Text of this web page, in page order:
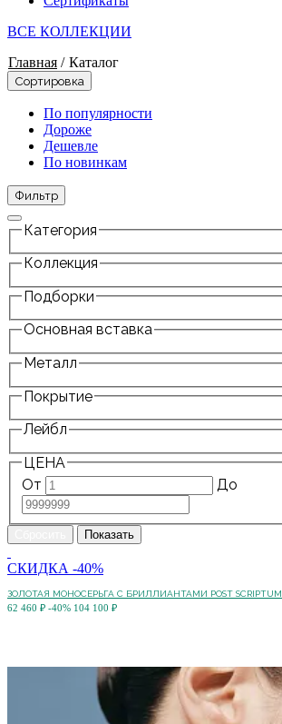
ВСЕ КОЛЛЕКЦИИ
Главная / Каталог
Сортировка
По популярности
Дороже
Дешевле
По новинкам
Фильтр
Категория
Коллекция
Подборки
Основная вставка
Металл
Покрытие
Лейбл
ЦЕНА
От
До
СКИДКА -40%
ЗОЛОТАЯ МОНОСЕРЬГА С БРИЛЛИАНТАМИ POST SCRIPTUM
62 460 ₽ -40% 104 100 ₽